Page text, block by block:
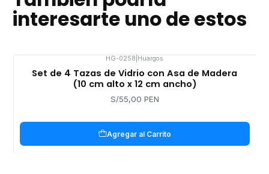
interesarte uno de estos
HG-0258 Huargos
Set de 4 Tazas de Vidrio con Asa de Madera
(10 cm alto x 12 cm ancho)
S/55,00 PEN
Agregar al Carrito